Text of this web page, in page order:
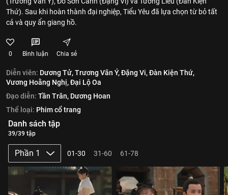
Thứ). Sau khi hoàn thành đại nghiệp, Tiểu Yêu đã lựa chọn từ bỏ tất
cả và quy ẩn giang hồ.
0 Bình luận Chia sẻ
Diễn viên: Dương Tử,Trương Vãn Ý,Đặng Vi,Đàn Kiện Thứ,
Vương Hoằng Nghị,Đại Lộ Oa
Đạo diễn: Tần Trăn, Dương Hoan
Thể loại: Phim cổ trang
Danh sách tập
39/39 tập
Phần 1 01-30 31-60 61-78